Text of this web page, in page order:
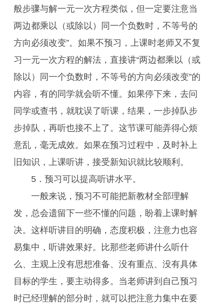
般步骤与解一元一次方程类似，但一定要注意当
两边都乘以（或除以）同一个负数时，不等号的
方向必须改变”。如果不预习，上课时老师又不复
习一元一次方程的解法，直接讲“两边都乘以（或
除以）同一个负数时，不等号的方向必须改变”的
内容，有的同学就会听不懂。如果停下来，去问
同学或查书，就耽误了听课，结果，一步掉队步
步掉队，再听也接不上了。这节课可能弄得心烦
意乱，毫无成效。如果在预习过程中，及时补上
旧知识，上课听讲，接受新知识就比较顺利。
5．预习可以提高听讲水平。
一般来说，预习不可能把新教材全部理解
发，总会遗留下一些不懂的问题，盼着上课时解
决。这样听讲目的明确，态度积极，注意力也容
易集中，听讲效果好。比那些老师讲什么听什
么、主观上没有思想准备、没有重点、没有具体
目标的学生，要主动得多。当老师讲到自己预习
时已经理解的部分时，就可以把注意力集中在要